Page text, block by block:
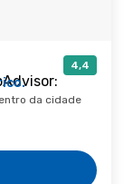
4,4
da cidade